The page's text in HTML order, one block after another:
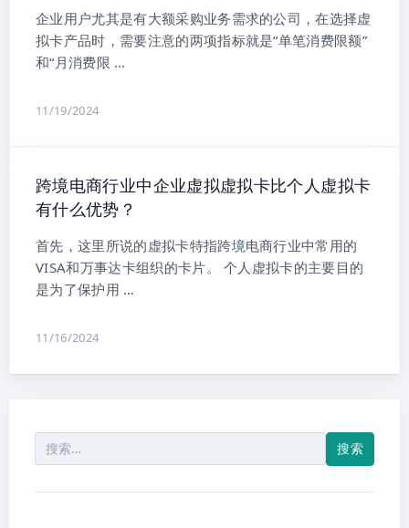
企业用户尤其是有大额采购业务需求的公司，在选择虚
拟卡产品时，需要注意的两项指标就是“单笔消费限额”
和“月消费限 …
11/19/2024
跨境电商行业中企业虚拟虚拟卡比个人虚拟卡
有什么优势？
首先，这里所说的虚拟卡特指跨境电商行业中常用的
VISA和万事达卡组织的卡片。 个人虚拟卡的主要目的
是为了保护用 …
11/16/2024
索：